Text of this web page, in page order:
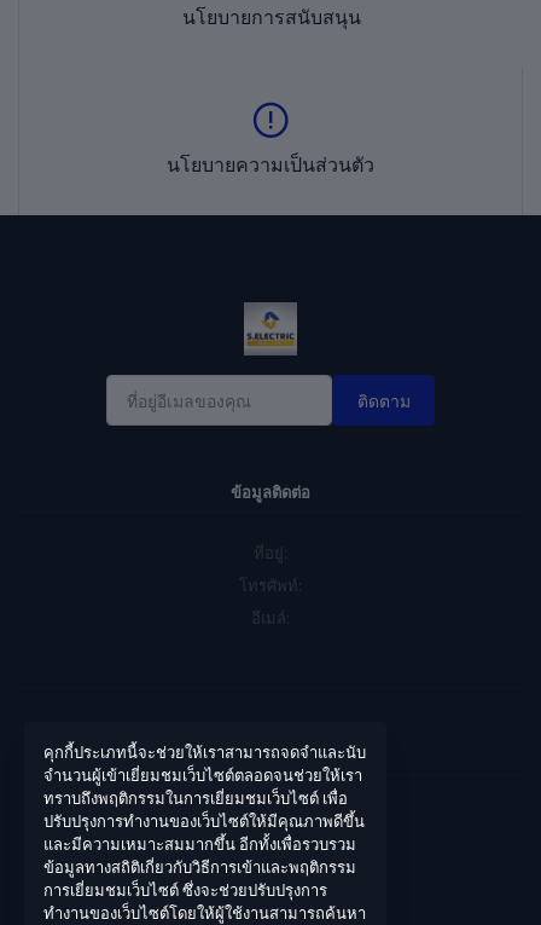
นโยบายการสนับสนุน
นโยบายความเป็นส่วนตัว
ติดตาม
ข้อมูลติดต่อ
ที่อยู่:
โทรศัพท์:
อีเมล์:
บัญชีของฉัน
เข้าสู่ระบบ
ประวัติการสั่งซื้อ
สิ่งที่อยากได้ของฉัน
ติดตามการสั่งซื้อ
คุกกี้ประเภทนี้จะช่วยให้เราสามารถจดจำและนับ
จำนวนผู้เข้าเยี่ยมชมเว็บไซต์ตลอดจนช่วยให้เรา
ทราบถึงพฤติกรรมในการเยี่ยมชมเว็บไซต์ เพื่อ
ปรับปรุงการทำงานของเว็บไซต์ให้มีคุณภาพดีขึ้น
และมีความเหมาะสมมากขึ้น อีกทั้งเพื่อรวบรวม
ข้อมูลทางสถิติเกี่ยวกับวิธีการเข้าและพฤติกรรม
การเยี่ยมชมเว็บไซต์ ซึ่งจะช่วยปรับปรุงการ
ทำงานของเว็บไซต์โดยให้ผู้ใช้งานสามารถค้นหา